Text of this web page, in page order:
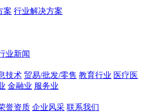
案 行业解决方案
业新闻
技术 贸易/批发/零售 教育行业 医疗医
金融业 服务业
誉资质 企业风采 联系我们